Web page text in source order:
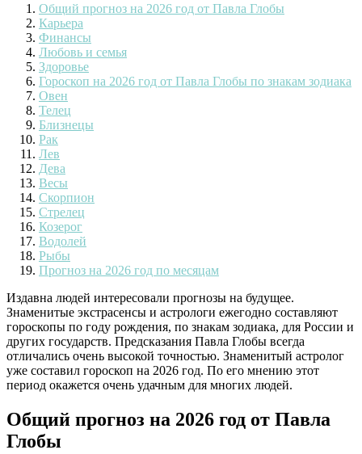
Общий прогноз на 2026 год от Павла Глобы
Карьера
Финансы
Любовь и семья
Здоровье
Гороскоп на 2026 год от Павла Глобы по знакам зодиака
Овен
Телец
Близнецы
Рак
Лев
Дева
Весы
Скорпион
Стрелец
Козерог
Водолей
Рыбы
Прогноз на 2026 год по месяцам
Издавна людей интересовали прогнозы на будущее.
Знаменитые экстрасенсы и астрологи ежегодно составляют
гороскопы по году рождения, по знакам зодиака, для России и
других государств. Предсказания Павла Глобы всегда
отличались очень высокой точностью. Знаменитый астролог
уже составил гороскоп на 2026 год. По его мнению этот
период окажется очень удачным для многих людей.
Общий прогноз на 2026 год от Павла
Глобы